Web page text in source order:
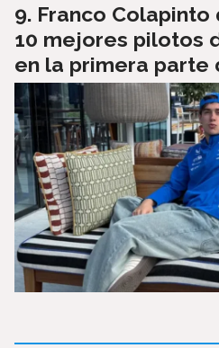
Franco
10 mejores pilotos
en la primera parte